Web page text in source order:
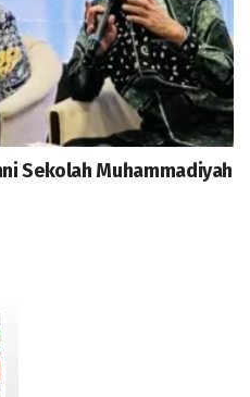
Sekolah Muhammadiyah